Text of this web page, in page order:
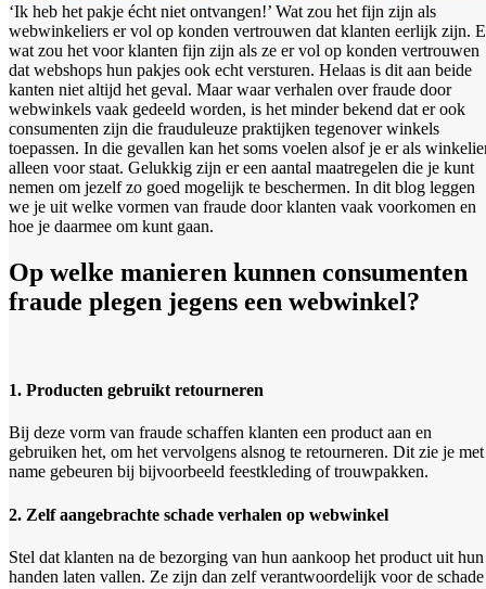
‘Ik heb het pakje écht niet ontvangen!’ Wat zou het fijn zijn als
webwinkeliers er vol op konden vertrouwen dat klanten eerlijk zijn.
wat zou het voor klanten fijn zijn als ze er vol op konden vertrouwen
dat webshops hun pakjes ook echt versturen. Helaas is dit aan beide
kanten niet altijd het geval. Maar waar verhalen over fraude door
webwinkels vaak gedeeld worden, is het minder bekend dat er ook
consumenten zijn die frauduleuze praktijken tegenover winkels
toepassen. In die gevallen kan het soms voelen alsof je er als
alleen voor staat. Gelukkig zijn er een aantal maatregelen die je kunt
nemen om jezelf zo goed mogelijk te beschermen. In dit blog leggen
we je uit welke vormen van fraude door klanten vaak voorkomen en
hoe je daarmee om kunt gaan.
Op welke manieren kunnen consumenten
fraude plegen jegens een webwinkel?
1. Producten gebruikt retourneren
Bij deze vorm van fraude schaffen klanten een product aan en
gebruiken het, om het vervolgens alsnog te retourneren. Dit zie je met
name gebeuren bij bijvoorbeeld feestkleding of trouwpakken.
2. Zelf aangebrachte schade verhalen op webwinkel
Stel dat klanten na de bezorging van hun aankoop het product uit hun
handen laten vallen. Ze zijn dan zelf verantwoordelijk voor de schade